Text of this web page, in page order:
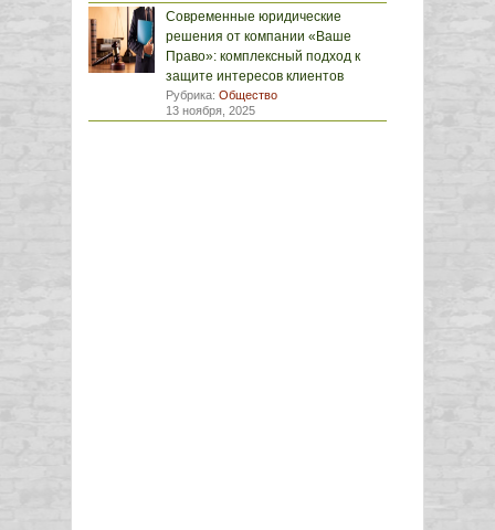
Современные юридические
решения от компании «Ваше
Право»: комплексный подход к
защите интересов клиентов
Рубрика: Общество
13 ноября, 2025